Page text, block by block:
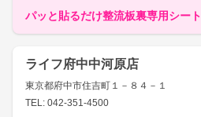
パッと貼るだけ整流板裏専用シート
ライフ府中中河原店
東京都府中市住吉町１－８４－１
TEL: 042-351-4500